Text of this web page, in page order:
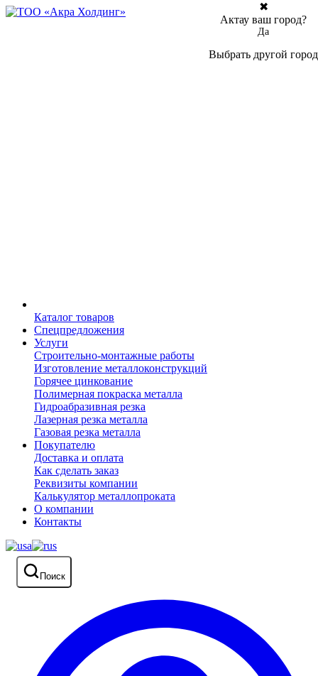
Каталог товаров
Спецпредложения
Услуги
Строительно-монтажные работы
Изготовление металлоконструкций
Горячее цинкование
Полимерная покраска металла
Гидроабразивная резка
Лазерная резка металла
Газовая резка металла
Покупателю
Доставка и оплата
Как сделать заказ
Реквизиты компании
Калькулятор металлопроката
О компании
Контакты
Поиск
✖
Актау ваш город?
Да
Выбрать другой город